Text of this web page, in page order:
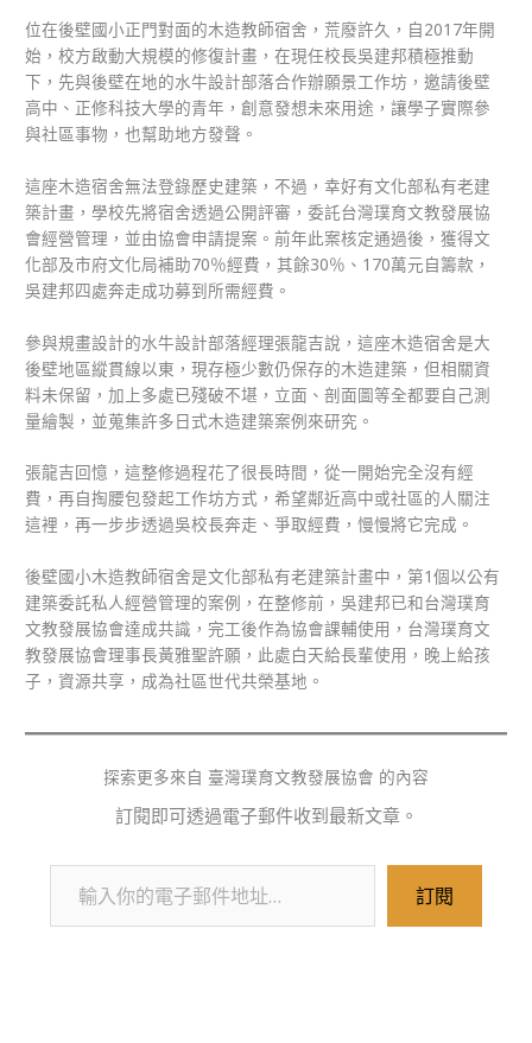
位在後壁國小正門對面的木造教師宿舍，荒廢許久，自2017年開
始，校方啟動大規模的修復計畫，在現任校長吳建邦積極推動
下，先與後壁在地的水牛設計部落合作辦願景工作坊，邀請後壁
高中、正修科技大學的青年，創意發想未來用途，讓學子實際參
與社區事物，也幫助地方發聲。
這座木造宿舍無法登錄歷史建築，不過，幸好有文化部私有老建
築計畫，學校先將宿舍透過公開評審，委託台灣璞育文教發展協
會經營管理，並由協會申請提案。前年此案核定通過後，獲得文
化部及市府文化局補助70％經費，其餘30％、170萬元自籌款，
吳建邦四處奔走成功募到所需經費。
參與規畫設計的水牛設計部落經理張龍吉說，這座木造宿舍是大
後壁地區縱貫線以東，現存極少數仍保存的木造建築，但相關資
料未保留，加上多處已殘破不堪，立面、剖面圖等全都要自己測
量繪製，並蒐集許多日式木造建築案例來研究。
張龍吉回憶，這整修過程花了很長時間，從一開始完全沒有經
費，再自掏腰包發起工作坊方式，希望鄰近高中或社區的人關注
這裡，再一步步透過吳校長奔走、爭取經費，慢慢將它完成。
後壁國小木造教師宿舍是文化部私有老建築計畫中，第1個以公有
建築委託私人經營管理的案例，在整修前，吳建邦已和台灣璞育
文教發展協會達成共識，完工後作為協會課輔使用，台灣璞育文
教發展協會理事長黃雅聖許願，此處白天給長輩使用，晚上給孩
子，資源共享，成為社區世代共榮基地。
探索更多來自 臺灣璞育文教發展協會 的內容
訂閱即可透過電子郵件收到最新文章。
訂閱